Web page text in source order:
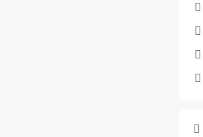




